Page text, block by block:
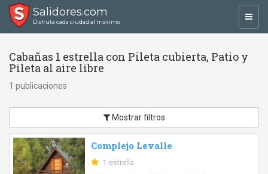
Salidores.com
Disfrutá cada ciudad al máximo
Cabañas 1 estrella con Pileta cubierta, Patio y
Pileta al aire libre
1 publicaciones
Mostrar filtros
Complejo Levalle
1 estrella